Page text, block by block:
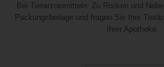
Bei Tierarzneimitteln: Zu Risiken und
Packungsbeilage und fragen Sie Ihre
Ihrer Apotheke.